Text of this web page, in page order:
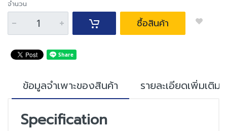
จำนวน
ซื้อสินค้า
ข้อมูลจำเพาะของสินค้า รายละเอียดเพิ่มเติม
Specification